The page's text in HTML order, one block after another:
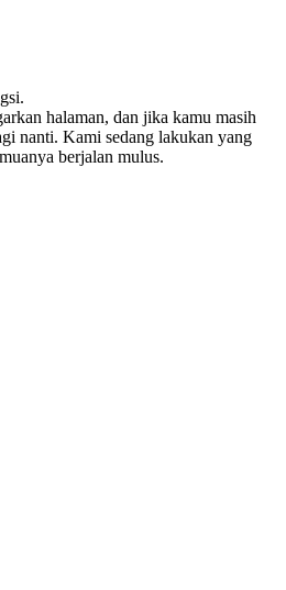
halaman, dan jika kamu masih
nanti. Kami sedang lakukan yang
berjalan mulus.